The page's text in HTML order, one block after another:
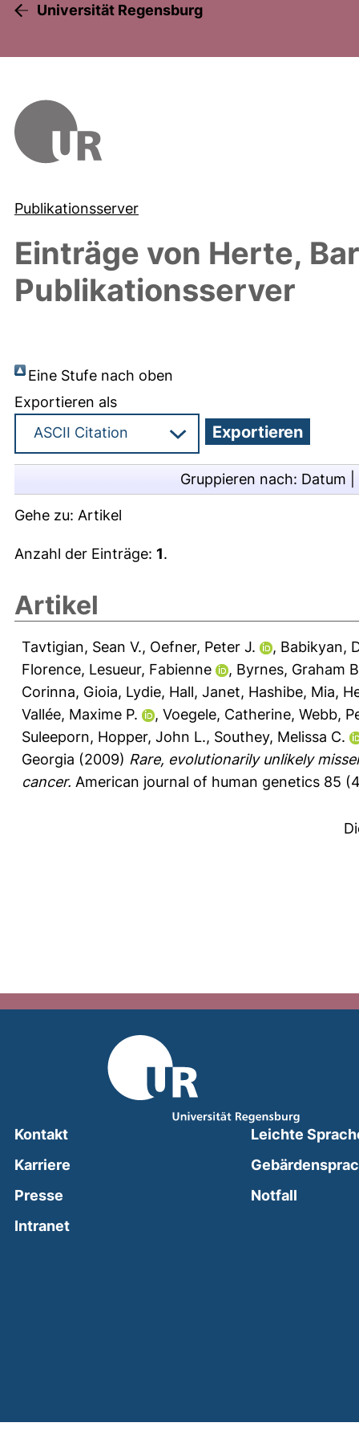
Universität Regensburg
Publikationsserver
Einträge von Herte,
Publikationsserver
Eine Stufe nach oben
Exportieren als
Gruppieren nach: Datum
Gehe zu: Artikel
Anzahl der Einträge: 1.
Artikel
Tavtigian, Sean V., Oefner, Peter J. , Babikyan,
Florence, Lesueur, Fabienne , Byrnes, Graham
Corinna, Gioia, Lydie, Hall, Janet, Hashibe, Mia,
Vallée, Maxime P.
, Voegele, Catherine, Webb,
Suleeporn, Hopper, John L., Southey, Melissa C.
Georgia (2009) Rare, evolutionarily unlikely
cancer. American journal of human genetics 85
Kontakt
Karriere
Presse
Intranet(external link, opens in a new window)
Leichte
Notfall